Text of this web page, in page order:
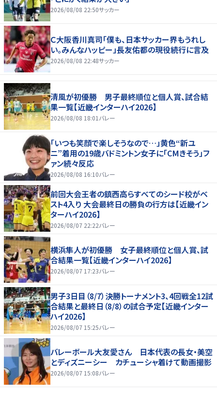
2026/08/08 22:50サッカー
Ｃ大阪香川真司「僕も、日本サッカー界もうれし
い。みんなハッピー」長友佑都の現役続行に言及
2026/08/08 22:48サッカー
清風が初優勝 男子最終順位と個人賞、試合結
果一覧【近畿インターハイ2026】
2026/08/08 18:01 バレー
「いつも笑顔で楽しそうなので…」黄色“新ユ
ニ”着用の19歳バドミントン女子に「CMきそう」フ
ァン続々反応
2026/08/08 16:10バレー
前回大会王者の鎮西高らすべてのシード校がベ
スト4入り 大会最終日の勝負の行方は【近畿イン
ターハイ2026】
2026/08/07 22:22バレー
横浜隼人が初優勝 女子最終順位と個人賞、試
合結果一覧【近畿インターハイ2026】
2026/08/07 17:23バレー
男子3日目（8/7）決勝トーナメント3、4回戦全12試
合結果と最終日（8/8）の試合予定【近畿インター
ハイ2026】
2026/08/07 15:25バレー
バレーボール大友愛さん 日本代表の長女・美空
とディズニーシー カチューシャ着けて動画撮影
2026/08/07 15:08バレー